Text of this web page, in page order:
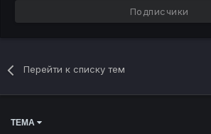
Подписчики
Перейти к списку тем
ТЕМА